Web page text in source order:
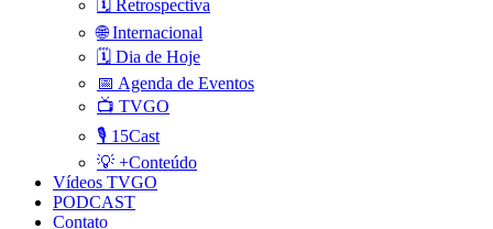
🗓️ Retrospectiva
🌐 Internacional
🗓️ Dia de Hoje
📅 Agenda de Eventos
📺 TVGO
🎙️ 15Cast
💡 +Conteúdo
Vídeos TVGO
PODCAST
Contato